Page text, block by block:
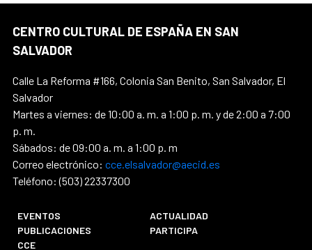
CENTRO CULTURAL DE ESPAÑA EN SAN
SALVADOR
Calle La Reforma #166, Colonia San Benito, San Salvador, El
Salvador
Martes a viernes: de 10:00 a. m. a 1:00 p. m. y de 2:00 a 7:00
p. m.
Sábados: de 09:00 a. m. a 1:00 p. m
Correo electrónico: cce.elsalvador@aecid.es
Teléfono: (503) 22337300
EVENTOS
ACTUALIDAD
PUBLICACIONES
PARTICIPA
CCE